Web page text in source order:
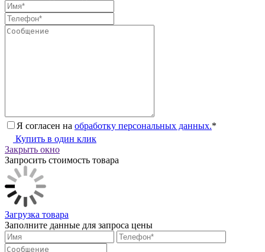
Я согласен на обработку персональных данных.*
Купить в один клик
Закрыть окно
Запросить стоимость товара
Загрузка товара
Заполните данные для запроса цены